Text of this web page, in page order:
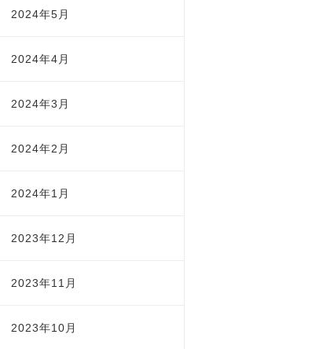
2024年5月
2024年4月
2024年3月
2024年2月
2024年1月
2023年12月
2023年11月
2023年10月